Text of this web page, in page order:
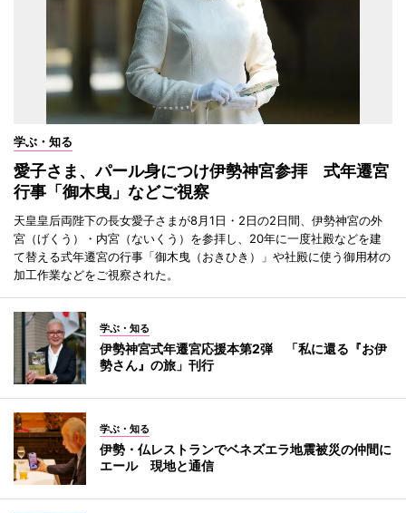
学ぶ・知る
愛子さま、パール身につけ伊勢神宮参拝 式年遷宮
行事「御木曳」などご視察
天皇皇后両陛下の長女愛子さまが8月1日・2日の2日間、伊勢神宮の外
宮（げくう）・内宮（ないくう）を参拝し、20年に一度社殿などを建
て替える式年遷宮の行事「御木曳（おきひき）」や社殿に使う御用材の
加工作業などをご視察された。
学ぶ・知る
伊勢神宮式年遷宮応援本第2弾 「私に還る『お伊
勢さん』の旅」刊行
学ぶ・知る
伊勢・仏レストランでベネズエラ地震被災の仲間に
エール 現地と通信